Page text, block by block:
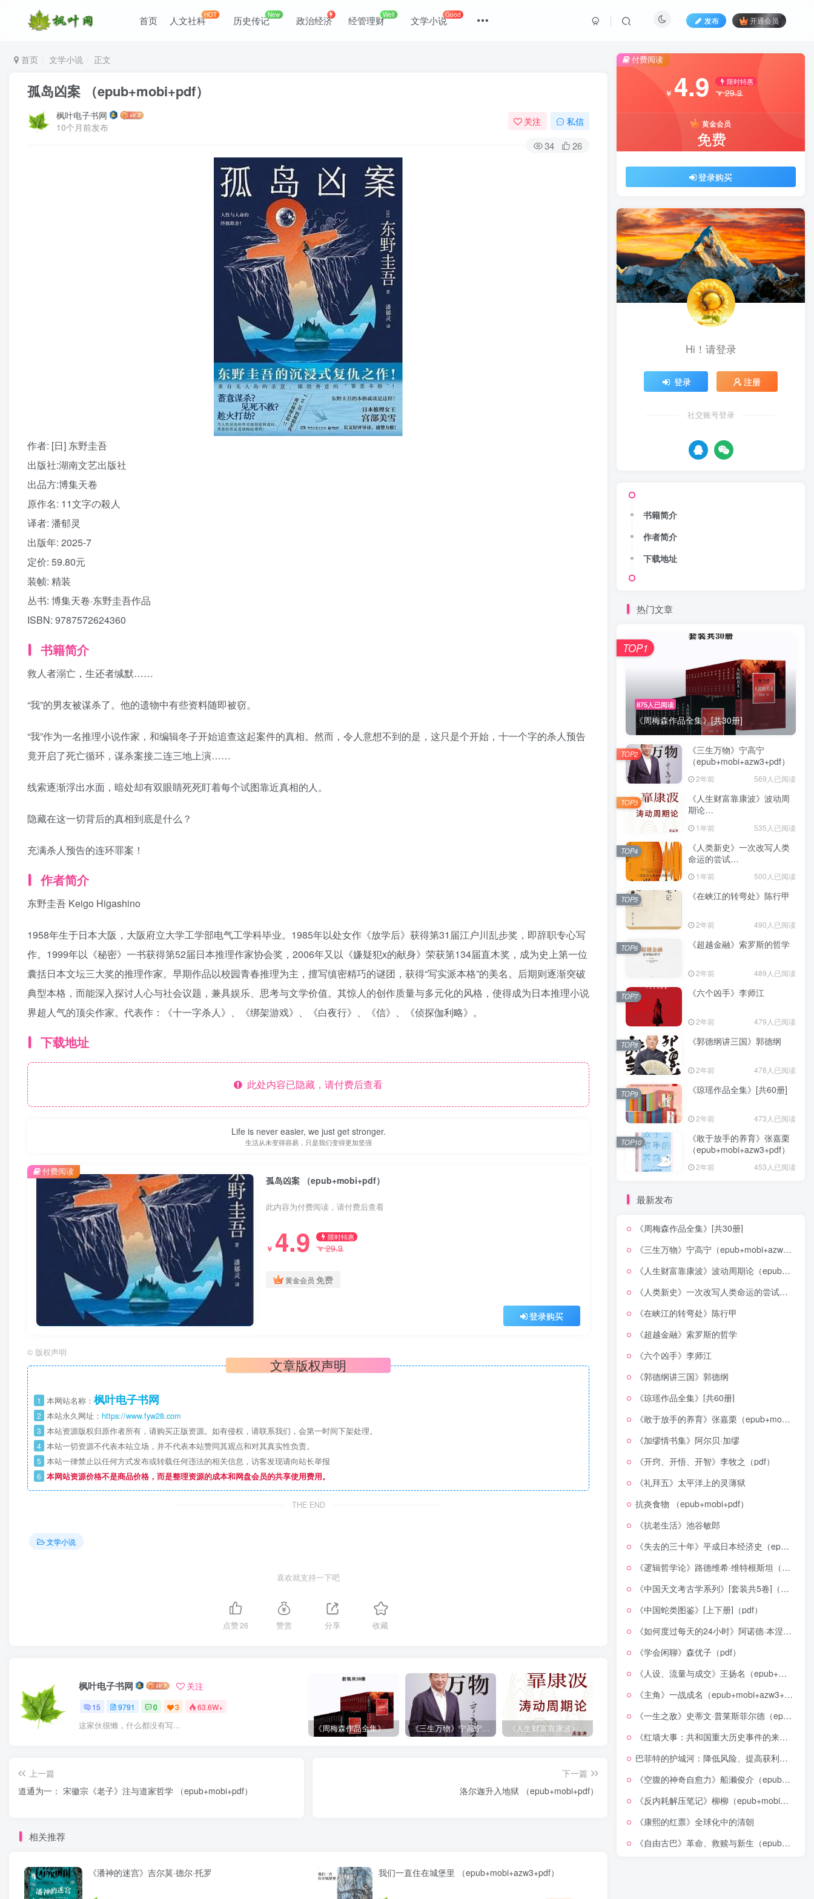
首页 人文社科HOT 历史传记New 政治经济 经管理财Well 文学小说Good
发布 开通会员
首页 文学小说 正文
孤岛凶案 （epub+mobi+pdf）
枫叶电子书网
10个月前发布
关注 私信
34 26
作者: [日] 东野圭吾
出版社:湖南文艺出版社
出品方:博集天卷
原作名: 11文字の殺人
译者: 潘郁灵
出版年: 2025-7
定价: 59.80元
装帧: 精装
丛书: 博集天卷·东野圭吾作品
ISBN: 9787572624360
书籍简介
救人者溺亡，生还者缄默……
“我”的男友被谋杀了。他的遗物中有些资料随即被窃。
“我”作为一名推理小说作家，和编辑冬子开始追查这起案件的真相。然而，令人意想不到的是，这只是个开始，十一个字的杀人预告
竟开启了死亡循环，谋杀案接二连三地上演……
线索逐渐浮出水面，暗处却有双眼睛死死盯着每个试图靠近真相的人。
隐藏在这一切背后的真相到底是什么？
充满杀人预告的连环罪案！
作者简介
东野圭吾 Keigo Higashino
1958年生于日本大阪，大阪府立大学工学部电气工学科毕业。1985年以处女作《放学后》获得第31届江户川乱步奖，即辞职专心写
作。1999年以《秘密》一书获得第52届日本推理作家协会奖，2006年又以《嫌疑犯x的献身》荣获第134届直木奖，成为史上第一位
囊括日本文坛三大奖的推理作家。早期作品以校园青春推理为主，擅写缜密精巧的谜团，获得“写实派本格”的美名。后期则逐渐突破
典型本格，而能深入探讨人心与社会议题，兼具娱乐、思考与文学价值。其惊人的创作质量与多元化的风格，使得成为日本推理小说
界超人气的顶尖作家。代表作：《十一字杀人》、《绑架游戏》、《白夜行》、《信》、《侦探伽利略》。
下载地址
此处内容已隐藏，请付费后查看
Life is never easier, we just get stronger.
生活从未变得容易，只是我们变得更加坚强
孤岛凶案 （epub+mobi+pdf）
此内容为付费阅读，请付费后查看
￥ 4.9 限时特惠
￥29.9
黄金会员 免费
登录购买
付费阅读
© 版权声明
文章版权声明
1 本网站名称： 枫叶电子书网
2 本站永久网址： https://www.fyw28.com
3 本站资源版权归原作者所有，请购买正版资源。如有侵权，请联系我们，会第一时间下架处理。
4 本站一切资源不代表本站立场，并不代表本站赞同其观点和对其真实性负责。
5 本站一律禁止以任何方式发布或转载任何违法的相关信息，访客发现请向站长举报
6 本网站资源价格不是商品价格，而是整理资源的成本和网盘会员的共享使用费用。
THE END
文学小说
喜欢就支持一下吧
点赞26 赞赏 分享 收藏
枫叶电子书网 关注
15 9791 0 3 63.6W+
这家伙很懒，什么都没有写... 《周梅森作品全集》[共30册] 《三生万物》宁高宁（epub+mobi+azw3+pdf） 《人生财富靠康波》波动周期论（epub+mobi+azw3+pdf）
上一篇
道通为一： 宋徽宗《老子》注与道家哲学 （epub+mobi+pdf）
下一篇
洛尔迦升入地狱 （epub+mobi+pdf）
相关推荐
《潘神的迷宫》吉尔莫·德尔·托罗 我们一直住在城堡里 （epub+mobi+azw3+pdf）
付费阅读
￥ 4.9 限时特惠
￥29.9
黄金会员
免费
登录购买
Hi！请登录
登录 注册
社交账号登录
书籍简介
作者简介
下载地址
热门文章
875人已阅读
《周梅森作品全集》[共30册]
TOP1
《三生万物》宁高宁
（epub+mobi+azw3+pdf）
2年前 569人已阅读
TOP2
《人生财富靠康波》波动周
期论
1年前 535人已阅读
TOP3
《人类新史》一次改写人类
命运的尝试
1年前 500人已阅读
TOP4
《在峡江的转弯处》陈行甲
2年前 490人已阅读
TOP5
《超越金融》索罗斯的哲学
2年前 489人已阅读
TOP6
《六个凶手》李师江
2年前 479人已阅读
TOP7
《郭德纲讲三国》郭德纲
2年前 478人已阅读
TOP8
《琼瑶作品全集》[共60册]
2年前 473人已阅读
TOP9
《敢于放手的养育》张嘉栗
（epub+mobi+azw3+pdf）
2年前 453人已阅读
TOP10
最新发布
《周梅森作品全集》[共30册]
《三生万物》宁高宁（epub+mobi+azw3+pdf）
《人生财富靠康波》波动周期论（epub+mobi+azw3+pdf）
《人类新史》一次改写人类命运的尝试（epub+mobi+azw3+pdf）
《在峡江的转弯处》陈行甲
《超越金融》索罗斯的哲学
《六个凶手》李师江
《郭德纲讲三国》郭德纲
《琼瑶作品全集》[共60册]
《敢于放手的养育》张嘉栗（epub+mobi+azw3+pdf）
《加缪情书集》阿尔贝·加缪
《开窍、开悟、开智》李牧之（pdf）
《礼拜五》太平洋上的灵薄狱
抗炎食物 （epub+mobi+pdf）
《抗老生活》池谷敏郎
《失去的三十年》平成日本经济史（epub+mobi+azw3+pdf）
《逻辑哲学论》路德维希·维特根斯坦（epub+mobi+azw3+pdf）
《中国天文考古学系列》[套装共5卷]（epub+mobi+azw3+pdf）
《中国蛇类图鉴》[上下册]（pdf）
《如何度过每天的24小时》阿诺德·本涅特（epub+mobi+azw3+pdf）
《学会闲聊》森优子（pdf）
《人设、流量与成交》王扬名（epub+mobi+azw3+pdf）
《主角》一战成名（epub+mobi+azw3+pdf）
《一生之敌》史蒂文·普莱斯菲尔德（epub+mobi+azw3+pdf）
《红墙大事：共和国重大历史事件的来龙去脉》（全二册）（pdf）
巴菲特的护城河：降低风险、提高获利的股市真规则(epub+azw3+mobi)
《空腹的神奇自愈力》船濑俊介（epub+mobi+azw3+pdf）
《反内耗解压笔记》柳柳（epub+mobi+azw3+pdf）
《康熙的红票》全球化中的清朝
《自由古巴》革命、救赎与新生（epub+mobi+azw3+pdf）
登录
没有账号？立即注册
用户名/手机号/邮箱
登录密码
记住登录
社交账号登录